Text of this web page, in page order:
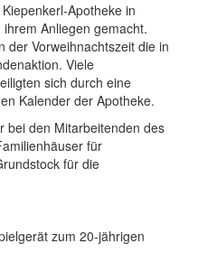
Apotheke in
Anliegen gemacht.
der Vorweihnachtszeit die in
Viele
sich durch eine
Kalender der Apotheke.
bei den Mitarbeitenden des
für
für die
zum 20-jährigen